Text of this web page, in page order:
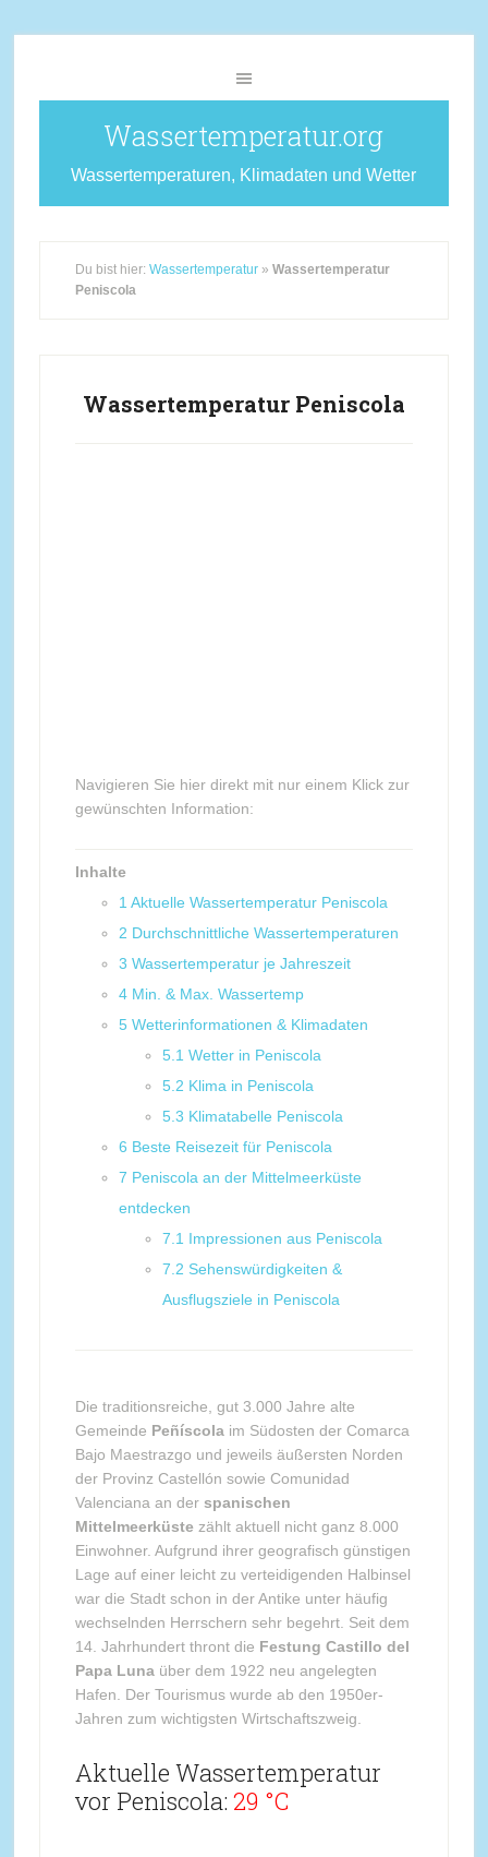
Wassertemperatur.org
Wassertemperaturen, Klimadaten und Wetter
Du bist hier: Wassertemperatur» Wassertemperatur
Peniscola
Wassertemperatur Peniscola
Navigieren Sie hier direkt mit nur einem Klick zur
gewünschten Information:
Inhalte
1 Aktuelle Wassertemperatur Peniscola
2 Durchschnittliche Wassertemperaturen
3 Wassertemperatur je Jahreszeit
4 Min. & Max. Wassertemp
5 Wetterinformationen & Klimadaten
5.1 Wetter in Peniscola
5.2 Klima in Peniscola
5.3 Klimatabelle Peniscola
6 Beste Reisezeit für Peniscola
7 Peniscola an der Mittelmeerküste
entdecken
7.1 Impressionen aus Peniscola
7.2 Sehenswürdigkeiten &
Ausflugsziele in Peniscola
Die traditionsreiche, gut 3.000 Jahre alte
Gemeinde Peñíscolaim Südosten der Comarca
Bajo Maestrazgo und jeweils äußersten Norden
der Provinz Castellón sowie Comunidad
Valenciana an der spanischen
Mittelmeerküste zählt aktuell nicht ganz 8.000
Einwohner. Aufgrund ihrer geografisch günstigen
Lage auf einer leicht zu verteidigenden Halbinsel
war die Stadt schon in der Antike unter häufig
wechselnden Herrschern sehr begehrt. Seit dem
14. Jahrhundert thront die Festung Castillo del
Papa Lunaüber dem 1922 neu angelegten
Hafen. Der Tourismus wurde ab den 1950er-
Jahren zum wichtigsten Wirtschaftszweig.
Aktuelle Wassertemperatur
vor Peniscola: 29 °C